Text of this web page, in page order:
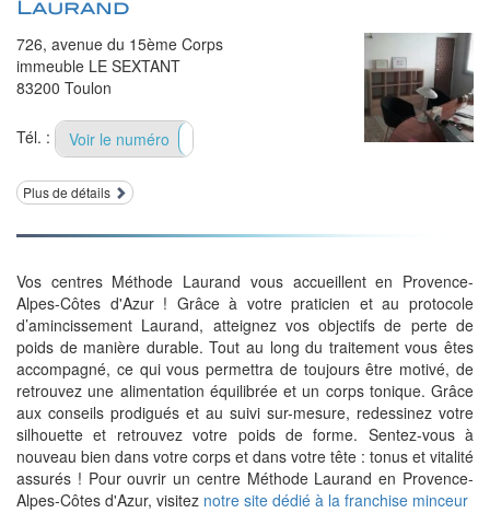
Laurand
726, avenue du 15ème Corps
immeuble LE SEXTANT
83200 Toulon
Tél. : Voir le numéro
Plus de détails
Vos centres Méthode Laurand vous accueillent en Provence-
Alpes-Côtes d'Azur ! Grâce à votre praticien et au protocole
d’amincissement Laurand, atteignez vos objectifs de perte de
poids de manière durable. Tout au long du traitement vous êtes
accompagné, ce qui vous permettra de toujours être motivé, de
retrouvez une alimentation équilibrée et un corps tonique. Grâce
aux conseils prodigués et au suivi sur-mesure, redessinez votre
silhouette et retrouvez votre poids de forme. Sentez-vous à
nouveau bien dans votre corps et dans votre tête : tonus et vitalité
assurés ! Pour ouvrir un centre Méthode Laurand en Provence-
Alpes-Côtes d'Azur, visitez notre site dédié à la franchise minceur